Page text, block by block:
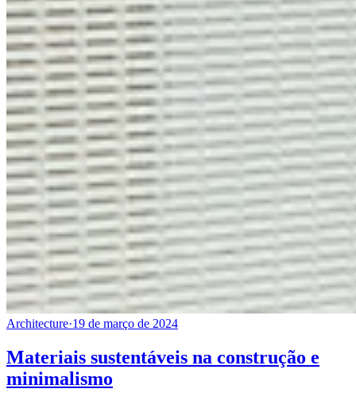
Architecture·19 de março de 2024
Materiais sustentáveis na construção e
minimalismo